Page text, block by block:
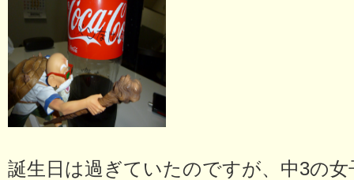
誕生日は過ぎていたのですが、中3の